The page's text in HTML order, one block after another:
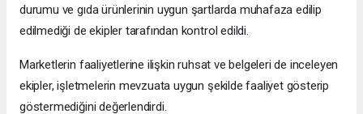
durumu ve gıda ürünlerinin uygun şartlarda muhafaza edilip
edilmediği de ekipler tarafından kontrol edildi.
Marketlerin faaliyetlerine ilişkin ruhsat ve belgeleri de inceleyen
ekipler, işletmelerin mevzuata uygun şekilde faaliyet gösterip
göstermediğini değerlendirdi.